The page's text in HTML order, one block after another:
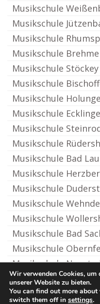
Musikschule
Musikschule
Musikschule
Musikschule Brehme
Musikschule Stöckey
Musikschule
Musikschule
Musikschule
Musikschule
Musikschule
Musikschule Bad
Musikschule
Musikschule
Musikschule Wehnde
Musikschule
Musikschule Bad
Musikschule
Musikschule
© Ton-
Wir verwenden Cookies,
unserer Website zu bieten.
You can find out more
switch them off in settings.